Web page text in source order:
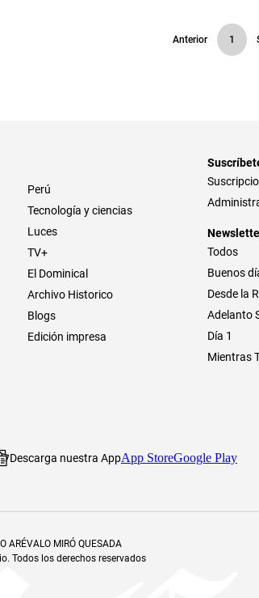
Anterior 1
Perú
Tecnología y ciencias
Luces
TV+
El Dominical
Archivo Historico
Blogs
Edición impresa
Todos
Buenos
Desde la
Adelanto
Día 1
Mientras
Descarga nuestra AppApp StoreGoogle Play
ARÉVALO MIRÓ QUESADA
Todos los derechos reservados